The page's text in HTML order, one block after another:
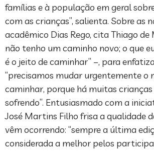
famílias e à população em geral
com as crianças”, salienta. Sobre as
acadêmico Dias Rego, cita Thiago de
não tenho um caminho novo; o que
é o jeito de caminhar” –, para
“precisamos mudar urgentemente o
caminhar, porque há muitas
sofrendo”. Entusiasmado com a
José Martins Filho frisa a qualidade
vêm ocorrendo: “sempre a última
considerada a melhor pelos